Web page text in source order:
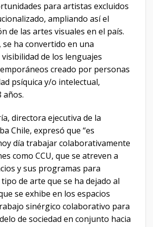
para artistas excluidos
ampliando así el
de las artes visuales en el país.
se ha convertido en una
de los lenguajes
creado por personas
psíquica y/o intelectual,
años.
directora ejecutiva de la
Chile, expresó que “es
día trabajar colaborativamente
como CCU, que se atreven a
y sus programas para
de arte que se ha dejado al
se exhibe en los espacios
sinérgico colaborativo para
de sociedad en conjunto hacia